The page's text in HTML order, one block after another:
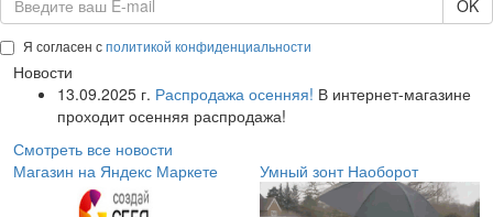
OK
Я согласен сполитикой конфиденциальности
Новости
13.09.2025 г. Распродажа осенняя! В интернет-магазине
проходит осенняя распродажа!
Смотреть все новости
Магазин на Яндекс Маркете
Умный зонт Наоборот